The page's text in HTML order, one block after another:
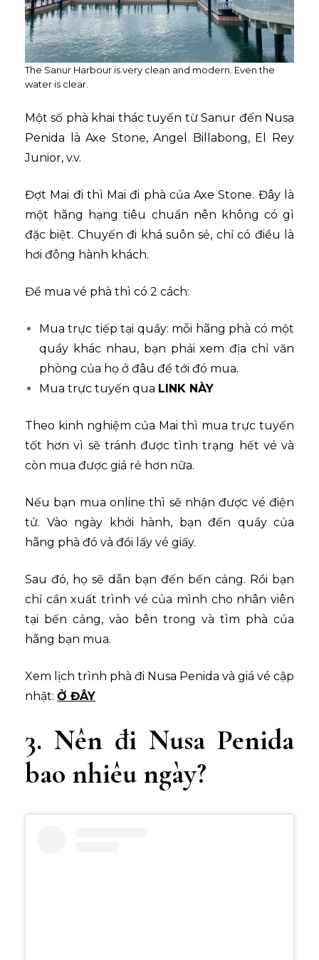
The Sanur Harbour is very clean and modern. Even the
water is clear.
Một số phà khai thác tuyến từ Sanur đến Nusa
Penida làAxe Stone, Angel Billabong, El Rey
Junior, v.v.
Đợt Mai đi thì Mai đi phà của Axe Stone. Đây là
một hãng hạng tiêu chuẩn nên không có gì
đặc biệt. Chuyến đi khá suôn sẻ, chỉ có điều là
hơi đông hành khách.
Để mua vé phà thì có 2 cách:
Mua trực tiếp tại quầy: mỗi hãng phà có một
quầy khác nhau, bạn phải xem địa chỉ văn
phòng của họ ở đâu để tới đó mua.
Mua trực tuyến qua LINK NÀY
Theo kinh nghiệm của Mai thì mua trực tuyến
tốt hơn vì sẽ tránh được tình trạng hết vé và
còn mua được giá rẻ hơn nữa.
Nếu bạn mua online thì sẽ nhận được vé điện
tử. Vào ngày khởi hành, bạn đến quầy của
hãng phà đó và đổi lấy vé giấy.
Sau đó, họ sẽ dẫn bạn đến bến cảng. Rồi bạn
chỉ cần xuất trình vé của mình cho nhân viên
tại bến cảng, vào bên trong và tìm phà của
hãng bạn mua.
Xem lịch trình phà đi Nusa Penida và giá vé cập
nhật: Ở ĐÂY
3. Nên đi Nusa Penida
bao nhiêu ngày?